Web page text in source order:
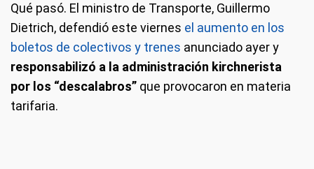
Qué pasó. El ministro de Transporte, Guillermo
Dietrich, defendió este viernes el aumento en los
boletos de colectivos y trenes anunciado ayer y
responsabilizó a la administración kirchnerista
por los “descalabros” que provocaron en materia
tarifaria.